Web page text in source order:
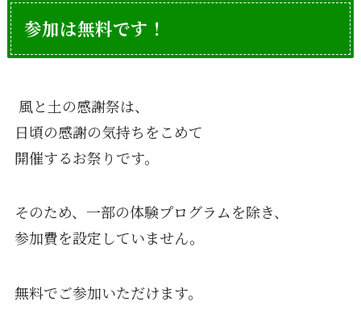
参加は無料です！
風と土の感謝祭は、
日頃の感謝の気持ちをこめて
開催するお祭りです。
そのため、一部の体験プログラムを除き、
参加費を設定していません。
無料でご参加いただけます。